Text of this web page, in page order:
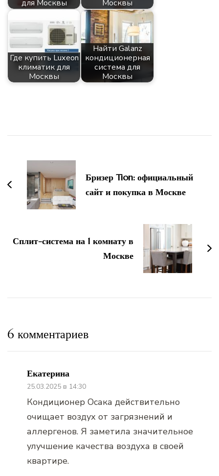
для Москвы Москвы
Где купить Luxeon
климатик для
Москвы
Найти Galanz
кондиционерная
система для
Москвы
записям
Бризер Tion: официальный
сайт и покупка в Москве
Сплит-система на 1 комнату в
Москве
6 комментариев
Екатерина
25.03.2025 в 14:30
Кондиционер Осака действительно
очищает воздух от загрязнений и
аллергенов. Я заметила значительное
улучшение качества воздуха в своей
квартире.